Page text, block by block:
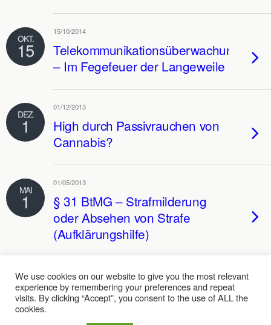
OKT.
15
15/10/2014
Telekommunikationsüberwachung
– Im Fegefeuer der Langeweile
DEZ.
1
01/12/2013
High durch Passivrauchen von
Cannabis?
MAI
1
01/05/2013
§ 31 BtMG – Strafmilderung
oder Absehen von Strafe
(Aufklärungshilfe)
Zum Seitenanfang
We use cookies on our website to give you the most relevant
experience by remembering your preferences and repeat
visits. By clicking “Accept”, you consent to the use of ALL the
cookies.